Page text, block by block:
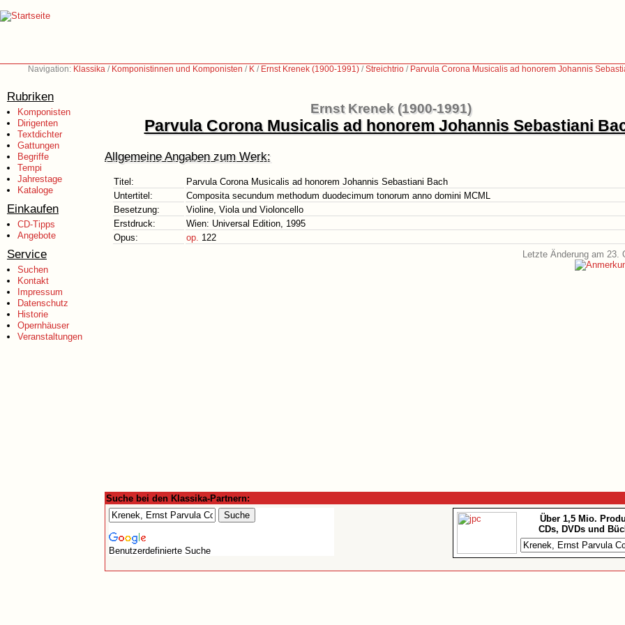
Navigation: Klassika / Komponistinnen und Komponisten / K / Ernst Krenek (1900-1991) /Streichtrio / Parvula Corona Musicalis ad honorem Johannis
Rubriken
Komponisten
Dirigenten
Textdichter
Gattungen
Begriffe
Tempi
Jahrestage
Kataloge
Einkaufen
CD-Tipps
Angebote
Service
Suchen
Kontakt
Impressum
Datenschutz
Historie
Opernhäuser
Veranstaltungen
Ernst Krenek (1900-1991)
Parvula Corona Musicalis ad honorem Johannis Sebastiani
Allgemeine Angaben zum Werk:
Titel:
Parvula Corona Musicalis ad honorem Johannis Sebastiani Bach
Untertitel:
Composita secundum methodum duodecimum tonorum anno domini MCML
Besetzung:
Violine, Viola und Violoncello
Erstdruck:
Wien: Universal Edition, 1995
Opus:
op. 122
Letzte Änderung am 23.
Suche bei den Klassika-Partnern:
Benutzerdefinierte Suche
Über 1,5 Mio.
CDs, DVDs und